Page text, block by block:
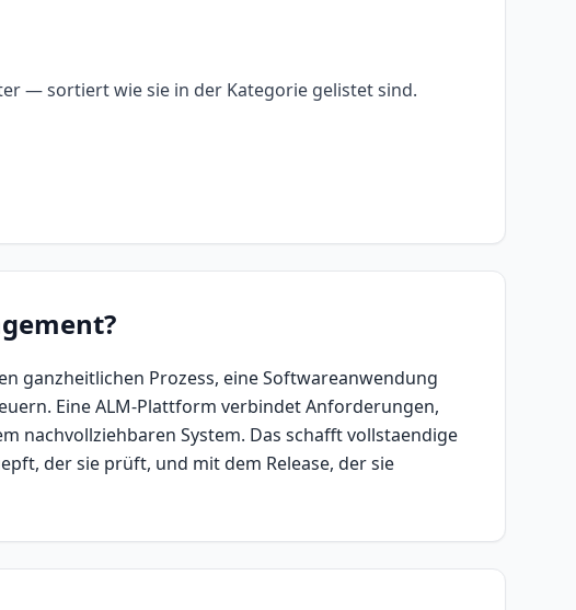
— sortiert wie sie in der Kategorie gelistet sind.
ganzheitlichen Prozess, eine Softwareanwendung
Eine ALM-Plattform verbindet Anforderungen,
nachvollziehbaren System. Das schafft vollstaendige
der sie prüft, und mit dem Release, der sie